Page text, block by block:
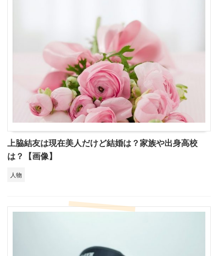
上脇結友は現在美人だけど結婚は？家族や出身高校
は？【画像】
人物